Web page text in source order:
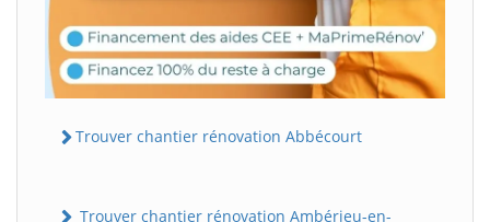
Trouver chantier rénovation Abbécourt
Trouver chantier rénovation Ambérieu-en-